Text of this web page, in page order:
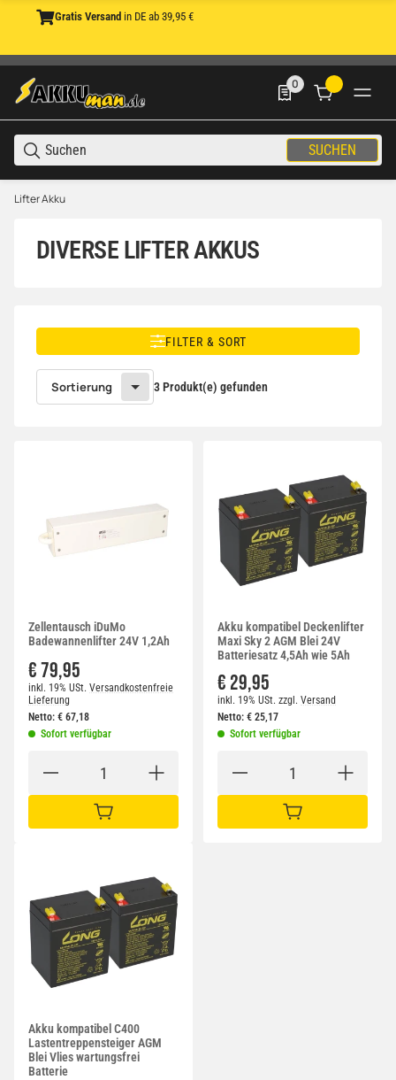
Gratis Versand in DE ab 39,95 €
SUCHEN
0
0 Produkte in der
Lifter Akku
DIVERSE LIFTER AKKUS
FILTER & SORT
Sortierung 3 Produkt(e) gefunden
Zellentausch iDuMo
Badewannenlifter 24V 1,2Ah
€ 79,95
inkl. 19% USt. Versandkostenfreie
Lieferung
Netto: € 67,18
Sofort verfügbar
IN DEN WARENKORB
Akku kompatibel Deckenlifter
Maxi Sky 2 AGM Blei 24V
Batteriesatz 4,5Ah wie 5Ah
€ 29,95
inkl. 19% USt. zzgl. Versand
Netto: € 25,17
Sofort verfügbar
IN DEN WARENKORB
Akku kompatibel C400
Lastentreppensteiger AGM
Blei Vlies wartungsfrei
Batterie